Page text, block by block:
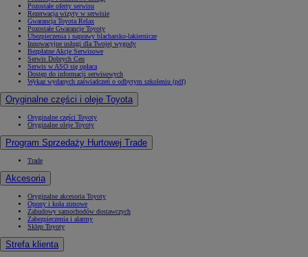
Pozostałe oferty serwisu
Rezerwacja wizyty w serwisie
Gwarancja Toyota Relax
Pozostałe Gwarancje Toyoty
Ubezpieczenia i naprawy blacharsko-lakiernicze
Innowacyjne usługi dla Twojej wygody
Bezpłatne Akcje Serwisowe
Serwis Dobrych Cen
Serwis w ASO się opłaca
Dostęp do informacji serwisowych
Wykaz wydanych zaświadczeń o odbytym szkoleniu (pdf)
Oryginalne części i oleje Toyota
Oryginalne części Toyoty
Oryginalne oleje Toyoty
Program Sprzedaży Hurtowej Trade
Trade
Akcesoria
Oryginalne akcesoria Toyoty
Opony i koła zimowe
Zabudowy samochodów dostawczych
Zabezpieczenia i alarmy
Sklep Toyoty
Strefa klienta